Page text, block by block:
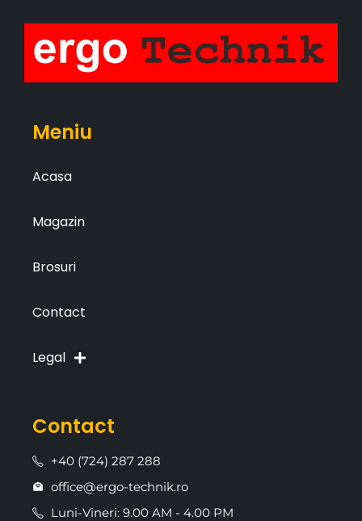
Meniu
Acasa
Magazin
Brosuri
Contact
Legal
Contact
+40 (724) 287 288
office@ergo-technik.ro
Luni-Vineri: 9.00 AM - 4.00 PM